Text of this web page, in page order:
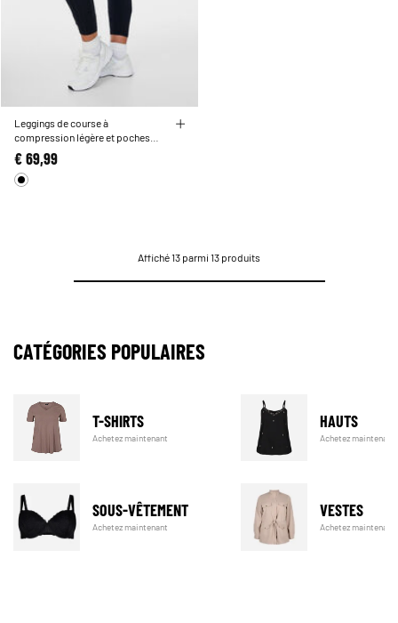
Leggings de course à
compression légère et poches
latérales
€ 69,99
Affiché 13 parmi 13 produits
CATÉGORIES POPULAIRES
T-SHIRTS
Achetez maintenant
HAUTS
Achetez maintenant
SOUS-VÊTEMENT
Achetez maintenant
VESTES
Achetez maintenant